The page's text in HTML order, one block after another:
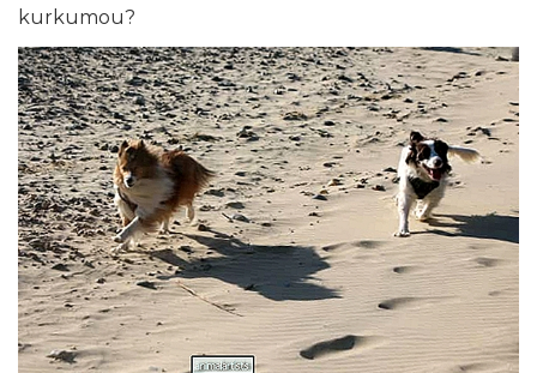
kurkumou?